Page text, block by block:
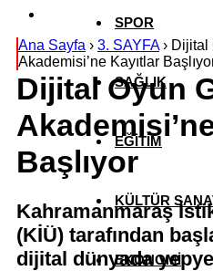
SPOR
SAĞLIK
EĞİTİM
KÜLTÜR
EKONOMİ
Ana Sayfa › 3. SAYFA› Dijital
Akademisi’ne Kayıtlar
Dijital Oyun
Başlıyor
Kahramanmaraş
(KİÜ) tarafından
dijital dünyada